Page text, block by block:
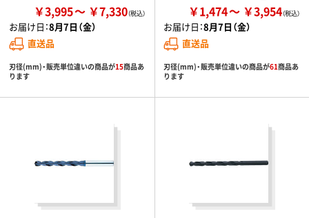
￥3,995 ￥7,330
お届け日：8月7日（金）
直送品
刃径(mm)・販売単位違いの商品が15商品あ
ります
￥1,474 ￥3,954
お届け日：8月7日（金）
直送品
刃径(mm)・販売単位違いの商品が61商品あ
ります